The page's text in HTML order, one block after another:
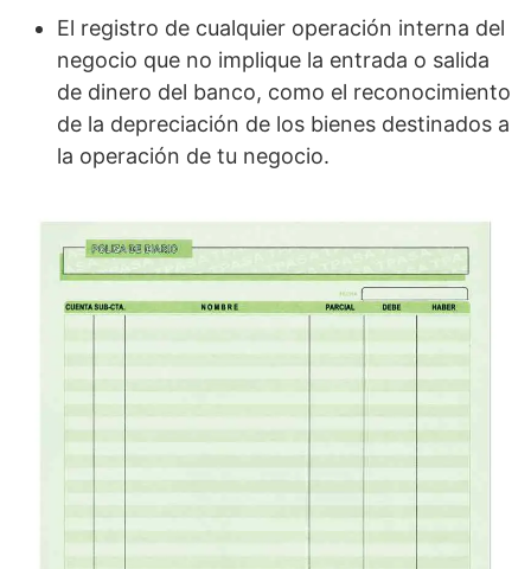
El registro de cualquier operación interna del
negocio que no implique la entrada o salida
de dinero del banco, como el reconocimiento
de la depreciación de los bienes destinados a
la operación de tu negocio.